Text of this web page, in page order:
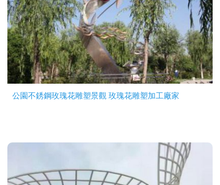
公園不銹鋼玫瑰花雕塑景觀 玫瑰花雕塑加工廠家